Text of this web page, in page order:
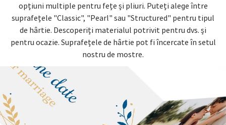
opțiuni multiple pentru fețe și pliuri. Puteți alege între
suprafețele "Classic", "Pearl" sau "Structured" pentru tipul
de hârtie. Descoperiți materialul potrivit pentru dvs. și
pentru ocazie. Suprafețele de hârtie pot fi încercate în setul
nostru de mostre.